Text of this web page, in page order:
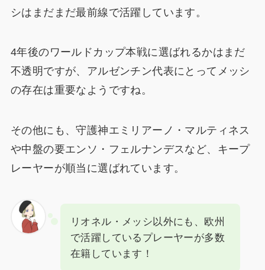
シはまだまだ最前線で活躍しています。
4年後のワールドカップ本戦に選ばれるかはまだ
不透明ですが、アルゼンチン代表にとってメッシ
の存在は重要なようですね。
その他にも、守護神エミリアーノ・マルティネス
や中盤の要エンソ・フェルナンデスなど、キープ
レーヤーが順当に選ばれています。
リオネル・メッシ以外にも、欧州
で活躍しているプレーヤーが多数
在籍しています！